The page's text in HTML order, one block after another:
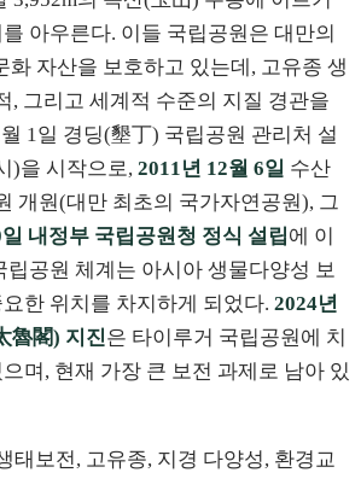
아우른다. 이들 국립공원은 대만의
화 자산을 보호하고 있는데, 고유종 생
, 그리고 세계적 수준의 지질 경관을
1일 경딩(墾丁) 국립공원 관리처 설
)을 시작으로, 2011년 12월 6일 수산
개원(대만 최초의 국가자연공원), 그
내정부 국립공원청 정식 설립에 이
립공원 체계는 아시아 생물다양성 보
한 위치를 차지하게 되었다. 2024년
魯閣) 지진은 타이루거 국립공원에 치
며, 현재 가장 큰 보전 과제로 남아 있
태보전, 고유종, 지경 다양성, 환경교